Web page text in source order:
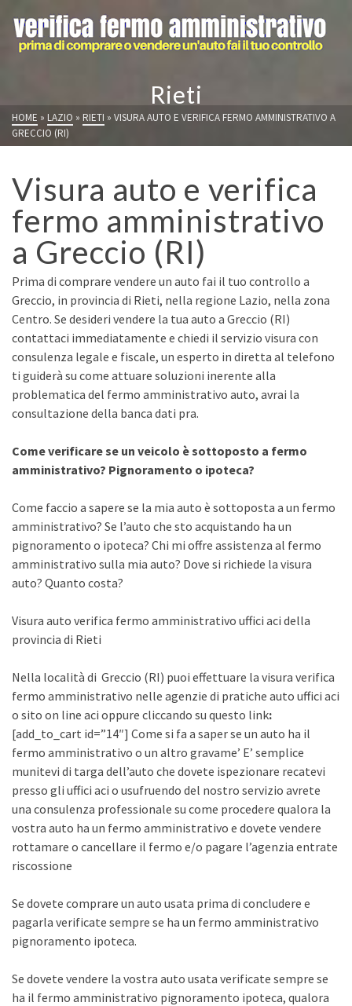
Rieti
HOME » LAZIO » RIETI » VISURA AUTO E VERIFICA FERMO AMMINISTRATIVO A
GRECCIO (RI)
Visura auto e verifica
fermo amministrativo
a Greccio (RI)
Prima di comprare vendere un auto fai il tuo controllo a
Greccio, in provincia di Rieti, nella regione Lazio, nella zona
Centro. Se desideri vendere la tua auto a Greccio (RI)
contattaci immediatamente e chiedi il servizio visura con
consulenza legale e fiscale, un esperto in diretta al telefono
ti guiderà su come attuare soluzioni inerente alla
problematica del fermo amministrativo auto, avrai la
consultazione della banca dati pra.
Come verificare se un veicolo è sottoposto a fermo
amministrativo? Pignoramento o ipoteca?
Come faccio a sapere se la mia auto è sottoposta a un fermo
amministrativo? Se l’auto che sto acquistando ha un
pignoramento o ipoteca? Chi mi offre assistenza al fermo
amministrativo sulla mia auto? Dove si richiede la visura
auto? Quanto costa?
Visura auto verifica fermo amministrativo uffici aci della
provincia di Rieti
Nella località di Greccio (RI) puoi effettuare la visura verifica
fermo amministrativo nelle agenzie di pratiche auto uffici aci
o sito on line aci oppure cliccando su questo link:
[add_to_cart id=”14″] Come si fa a saper se un auto ha il
fermo amministrativo o un altro gravame’ E’ semplice
munitevi di targa dell’auto che dovete ispezionare recatevi
presso gli uffici aci o usufruendo del nostro servizio avrete
una consulenza professionale su come procedere qualora la
vostra auto ha un fermo amministrativo e dovete vendere
rottamare o cancellare il fermo e/o pagare l’agenzia entrate
riscossione
Se dovete comprare un auto usata prima di concludere e
pagarla verificate sempre se ha un fermo amministrativo
pignoramento ipoteca.
Se dovete vendere la vostra auto usata verificate sempre se
ha il fermo amministrativo pignoramento ipoteca, qualora